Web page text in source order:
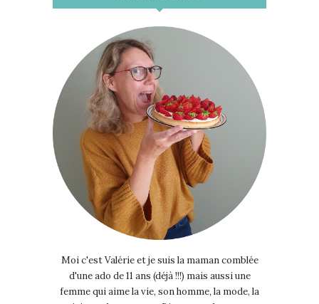
Moi c'est Valérie et je suis la maman comblée
d'une ado de 11 ans (déjà !!!) mais aussi une
femme qui aime la vie, son homme, la mode, la